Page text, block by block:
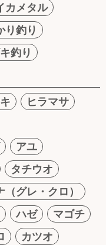
カメタル
り釣り
釣り
ヒラマサ
アユ
タチウオ
（グレ・クロ）
ハゼ
マゴチ
カツオ